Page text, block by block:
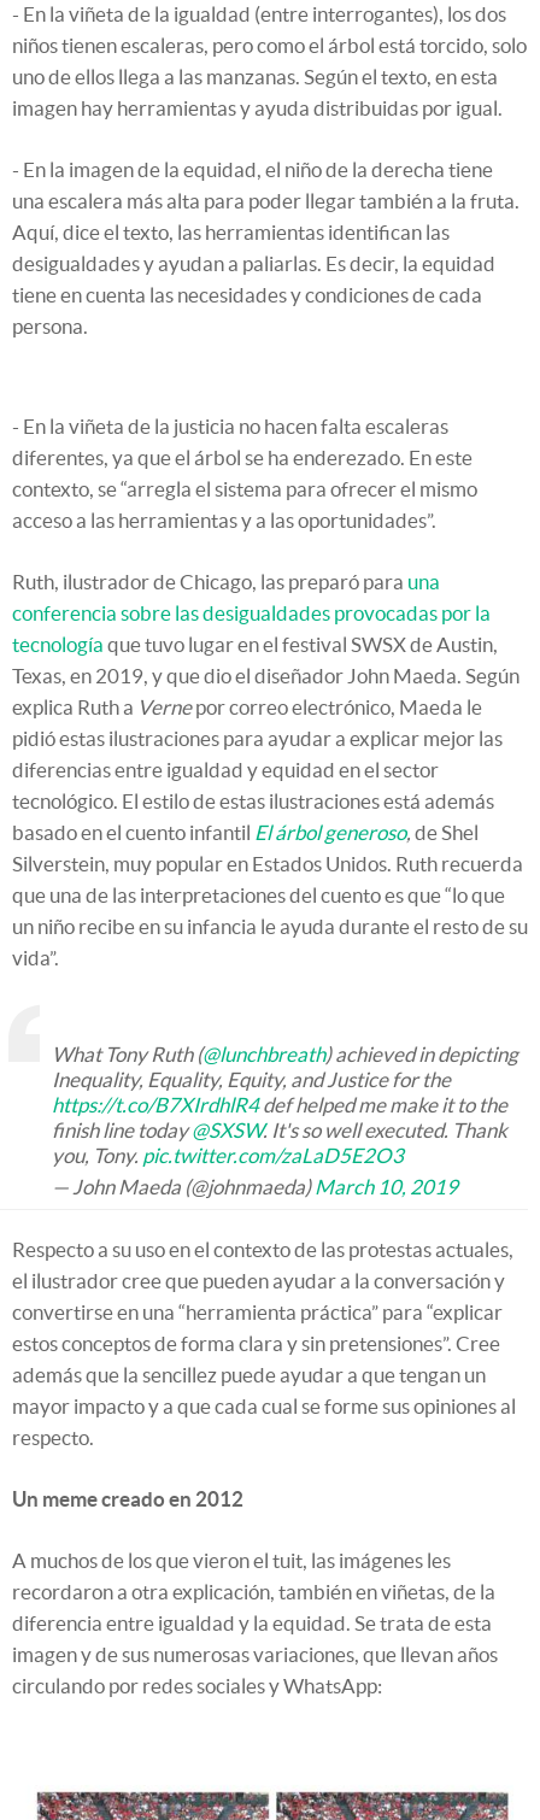
- En la viñeta de la igualdad (entre interrogantes), los dos
niños tienen escaleras, pero como el árbol está torcido, solo
uno de ellos llega a las manzanas. Según el texto, en esta
imagen hay herramientas y ayuda distribuidas por igual.
- En la imagen de la equidad, el niño de la derecha tiene
una escalera más alta para poder llegar también a la fruta.
Aquí, dice el texto, las herramientas identifican las
desigualdades y ayudan a paliarlas. Es decir, la equidad
tiene en cuenta las necesidades y condiciones de cada
persona.
- En la viñeta de la justicia no hacen falta escaleras
diferentes, ya que el árbol se ha enderezado. En este
contexto, se “arregla el sistema para ofrecer el mismo
acceso a las herramientas y a las oportunidades”.
Ruth, ilustrador de Chicago, las preparó para una
conferencia sobre las desigualdades provocadas por la
tecnología que tuvo lugar en el festival SWSX de Austin,
Texas, en 2019, y que dio el diseñador John Maeda. Según
explica Ruth a Vernepor correo electrónico, Maeda le
pidió estas ilustraciones para ayudar a explicar mejor las
diferencias entre igualdad y equidad en el sector
tecnológico. El estilo de estas ilustraciones está además
basado en el cuento infantil El árbol generoso, de Shel
Silverstein, muy popular en Estados Unidos. Ruth recuerda
que una de las interpretaciones del cuento es que “lo que
un niño recibe en su infancia le ayuda durante el resto de su
vida”.
What Tony Ruth (@lunchbreath) achieved in depicting
Inequality, Equality, Equity, and Justice for the
https://t.co/B7XIrdhlR4def helped me make it to the
finish line today@SXSW. It's so well executed. Thank
you, Tony. pic.twitter.com/zaLaD5E2O3
— John Maeda (@johnmaeda) March 10, 2019
Respecto a su uso en el contexto de las protestas actuales,
el ilustrador cree que pueden ayudar a la conversación y
convertirse en una “herramienta práctica” para “explicar
estos conceptos de forma clara y sin pretensiones”. Cree
además que la sencillez puede ayudar a que tengan un
mayor impacto y a que cada cual se forme sus opiniones al
respecto.
Un meme creado en 2012
A muchos de los que vieron el tuit, las imágenes les
recordaron a otra explicación, también en viñetas, de la
diferencia entre igualdad y la equidad. Se trata de esta
imagen y de sus numerosas variaciones, que llevan años
circulando por redes sociales y WhatsApp: